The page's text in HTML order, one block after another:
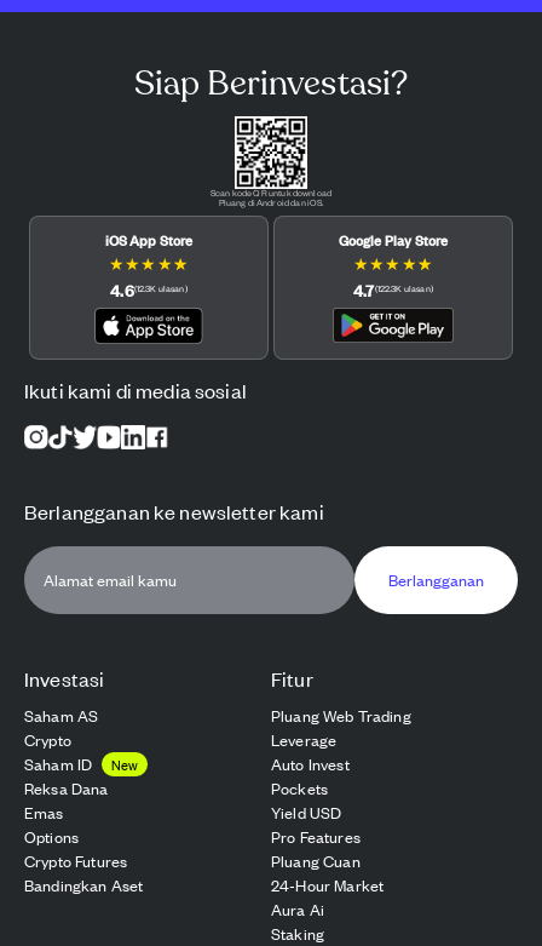
Investasi
Saham AS
Crypto
Saham ID
New
Reksa Dana
Emas
Options
Crypto Futures
Bandingkan Aset
Fitur
Pluang Web Trading
Leverage
Auto Invest
Pockets
Yield USD
Pro Features
Pluang Cuan
24-Hour Market
Aura Ai
Staking
Siap Berinvestasi?
Scan kode QR untuk download
Pluang di Android dan iOS.
iOS App Store
★★★ ★★
4.6(12.3K ulasan)
Google Play Store
★★★ ★★
4.7(122.3K ulasan)
Ikuti kami di media sosial
Berlangganan ke newsletter kami
Berlangganan